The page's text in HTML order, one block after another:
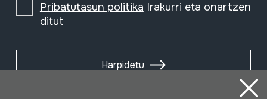
Pribatutasun politika Irakurri eta onartzen
ditut
Harpidetu